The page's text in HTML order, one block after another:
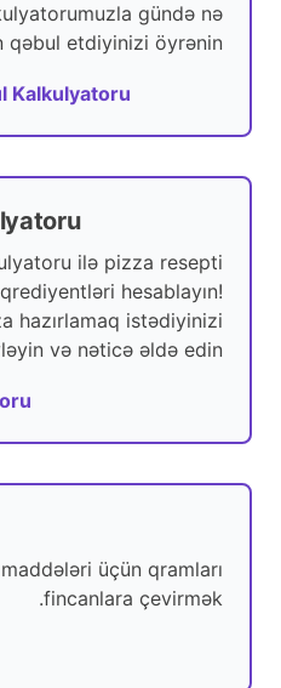
gündə nə
qəbul etdiyinizi öyrənin.
Kalkulyatoru
ilə pizza resepti
hesablayın!
hazırlamaq istədiyinizi
və nəticə əldə edin!
üçün qramları
fincanlara çevirmək.